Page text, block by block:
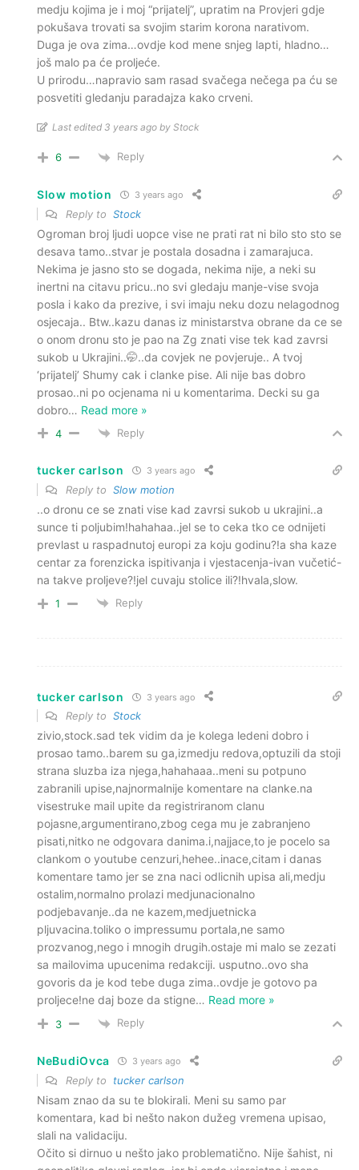
medju kojima je i moj “prijatelj”, upratim na Provjeri gdje
pokušava trovati sa svojim starim korona narativom.
Duga je ova zima…ovdje kod mene snjeg lapti, hladno…
još malo pa će proljeće.
U prirodu…napravio sam rasad svačega nečega pa ću se
posvetiti gledanju paradajza kako crveni.
Last edited 3 years ago by Stock
6 Reply
Slow motion 3 years ago
Reply to Stock
Ogroman broj ljudi uopce vise ne prati rat ni bilo sto sto se
desava tamo..stvar je postala dosadna i zamarajuca.
Nekima je jasno sto se dogada, nekima nije, a neki su
inertni na citavu pricu..no svi gledaju manje-vise svoja
posla i kako da prezive, i svi imaju neku dozu nelagodnog
osjecaja.. Btw..kazu danas iz ministarstva obrane da ce se
o onom dronu sto je pao na Zg znati vise tek kad zavrsi
sukob u Ukrajini..🤭..da covjek ne povjeruje.. A tvoj
‘prijatelj’ Shumy cak i clanke pise. Ali nije bas dobro
prosao..ni po ocjenama ni u komentarima. Decki su ga
dobro… Read more »
4 Reply
tucker carlson 3 years ago
Reply to Slow motion
..o dronu ce se znati vise kad zavrsi sukob u ukrajini..a
sunce ti poljubim!hahahaa..jel se to ceka tko ce odnijeti
prevlast u raspadnutoj europi za koju godinu?!a sha kaze
centar za forenzicka ispitivanja i vjestacenja-ivan vučetić-
na takve proljeve?!jel cuvaju stolice ili?!hvala,slow.
1 Reply
tucker carlson 3 years ago
Reply to Stock
zivio,stock.sad tek vidim da je kolega ledeni dobro i
prosao tamo..barem su ga,izmedju redova,optuzili da stoji
strana sluzba iza njega,hahahaaa..meni su potpuno
zabranili upise,najnormalnije komentare na clanke.na
visestruke mail upite da registriranom clanu
pojasne,argumentirano,zbog cega mu je zabranjeno
pisati,nitko ne odgovara danima.i,najjace,to je pocelo sa
clankom o youtube cenzuri,hehee..inace,citam i danas
komentare tamo jer se zna naci odlicnih upisa ali,medju
ostalim,normalno prolazi medjunacionalno
podjebavanje..da ne kazem,medjuetnicka
pljuvacina.toliko o impressumu portala,ne samo
prozvanog,nego i mnogih drugih.ostaje mi malo se zezati
sa mailovima upucenima redakciji. usputno..ovo sha
govoris da je kod tebe duga zima..ovdje je gotovo pa
proljece!ne daj boze da stigne… Read more »
3 Reply
NeBudiOvca 3 years ago
Reply to tucker carlson
Nisam znao da su te blokirali. Meni su samo par
komentara, kad bi nešto nakon dužeg vremena upisao,
slali na validaciju.
Očito si dirnuo u nešto jako problematično. Nije šahist, ni